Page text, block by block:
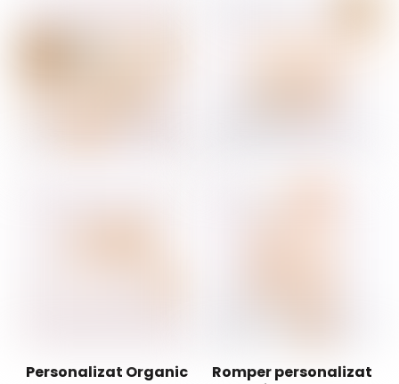
Personalizat Organic
Romper personalizat